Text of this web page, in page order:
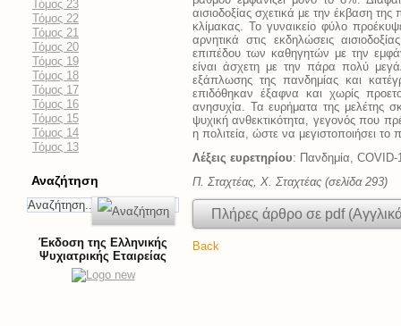
Τόμος 23
Τόμος 22
Τόμος 21
Τόμος 20
Τόμος 19
Τόμος 18
Τόμος 17
Τόμος 16
Τόμος 15
Τόμος 14
Τόμος 13
Αναζήτηση
Έκδοση της Ελληνικής
Ψυχιατρικής Εταιρείας
αισιοδοξίας σχετικά με την έκβαση
κλίμακας. Το γυναικείο φύλο
αρνητικά στις εκδηλώσεις
επιπέδου των καθηγητών με την
είναι άσχετη με την πάρα πολύ
εξάπλωσης της πανδημίας και
επιδόθηκαν έξαφνα και χωρίς
ανησυχία. Τα ευρήματα της μελέτης
ψυχική ανθεκτικότητα, γεγονός που
η πολιτεία, ώστε να μεγιστοποιήσει το
Λέξεις ευρετηρίου: Πανδημία, COVID-
Π. Σταχτέας, Χ. Σταχτέας (σελίδα 293)
Πλήρες άρθρο σε pdf
Back